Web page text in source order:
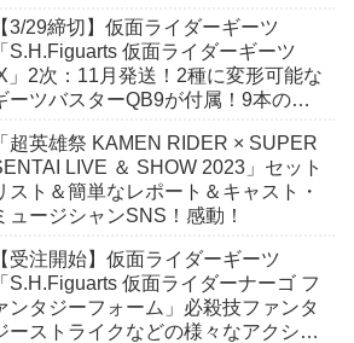
【3/29締切】仮面ライダーギーツ
「S.H.Figuarts 仮面ライダーギーツ
」2次：11月発送！2種に変形可能な
ーツバスターQB9が付属！9本の尾
「超英雄祭 KAMEN RIDER × SUPER
LIVE ＆ SHOW 2023」セット
スト＆簡単なレポート＆キャスト・
ュージシャンSNS！感動！
【受注開始】仮面ライダーギーツ
「S.H.Figuarts 仮面ライダーナーゴ フ
ンタジーフォーム」必殺技ファンタ
ーストライクなどの様々なアクショ